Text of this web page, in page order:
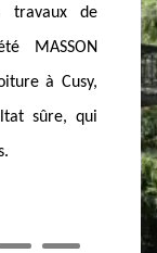
facilite
tuiles tout en
peinture sur
le résultat.
toiture
la
votre
son